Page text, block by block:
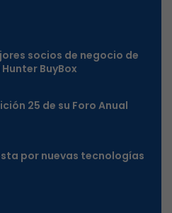
socios de negocio de
BuyBox
25 de su Foro Anual
por nuevas tecnologías